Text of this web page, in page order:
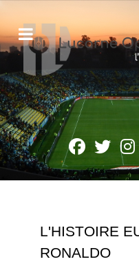
L'HISTOIRE
RONALDO